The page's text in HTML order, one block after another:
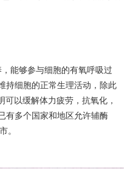
能够参与细胞的有氧呼吸过
持细胞的正常生理活动，除此
以缓解体力疲劳，抗氧化，
有多个国家和地区允许辅酶
。